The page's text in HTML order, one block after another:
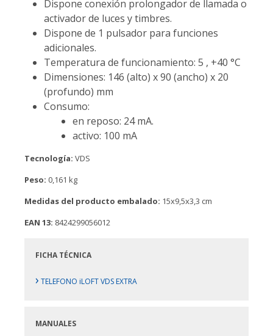
Dispone conexión prolongador de llamada o
activador de luces y timbres.
Dispone de 1 pulsador para funciones
adicionales.
Temperatura de funcionamiento: 5 , +40 °C
Dimensiones: 146 (alto) x 90 (ancho) x 20
(profundo) mm
Consumo:
en reposo: 24 mA.
activo: 100 mA
Tecnología: VDS
Peso: 0,161 kg
Medidas del producto embalado: 15x9,5x3,3 cm
EAN 13: 8424299056012
FICHA TÉCNICA
› TELEFONO iLOFT VDS EXTRA
MANUALES